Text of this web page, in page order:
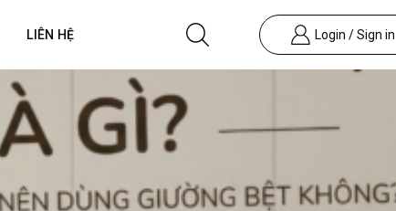
LIÊN HỆ Login / Sign in